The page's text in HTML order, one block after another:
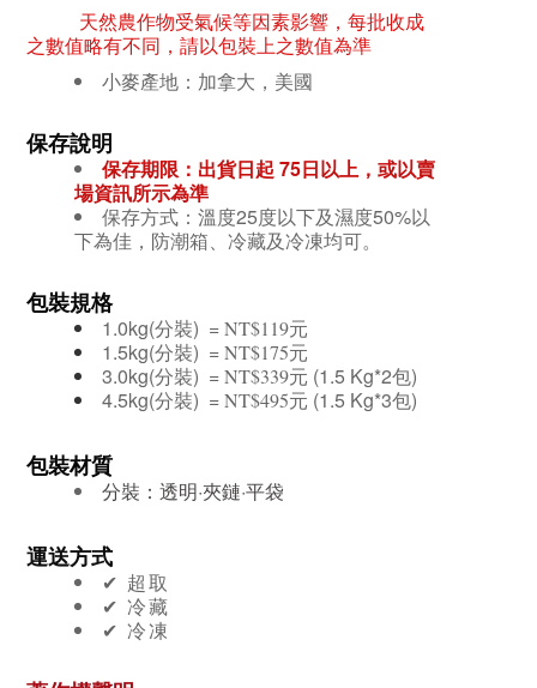
天然農作物受氣候等因素影響，每批收成
之數值略有不同，請以包裝上之數值為準
小麥產地： 加拿大，美國
保存說明
保存期限：出貨日起 75日以上，或以賣
場資訊所示為準
保存方式：溫度25度以下及濕度50%以
下為佳，防潮箱、冷藏及冷凍均可。
包裝規格
1.0kg(分裝) =NT$119元
1.5kg(分裝) =NT$175元
3.0kg(分裝) =NT$339元 (1.5 Kg*2包)
4.5kg(分裝) =NT$495元 (1.5 Kg*3包)
包裝材質
分裝：透明·夾鏈·平袋
運送方式
✔︎ 超取
✔︎ 冷藏
✔︎ 冷凍